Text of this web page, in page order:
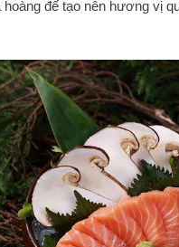
hoàng đế tạo nên hương vị